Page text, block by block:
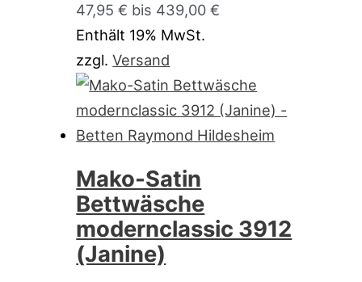
47,95 € bis 439,00 €
Enthält 19% MwSt.
zzgl.Versand
Mako-Satin
Bettwäsche
modernclassic 3912
(Janine)